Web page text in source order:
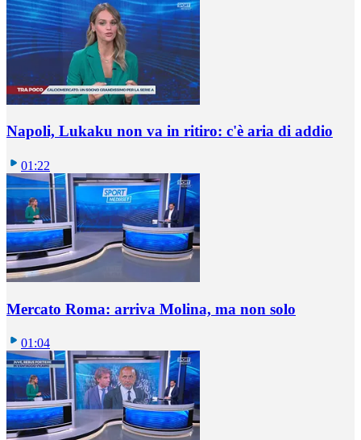
Napoli, Lukaku non va in ritiro: c'è aria di addio
01:22
Mercato Roma: arriva Molina, ma non solo
01:04